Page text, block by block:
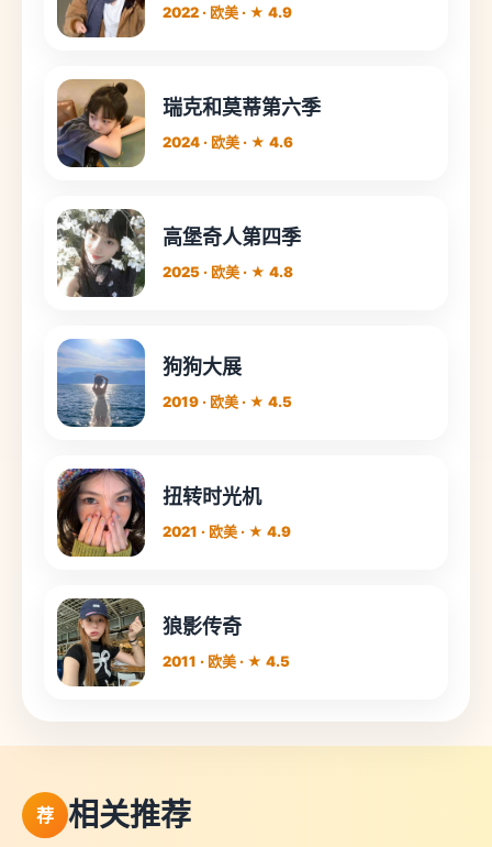
2022 · 欧美 · ★ 4.9
瑞克和莫蒂第六季
2024 · 欧美 · ★ 4.6
高堡奇人第四季
2025 · 欧美 · ★ 4.8
狗狗大展
2019 · 欧美 · ★ 4.5
扭转时光机
2021 · 欧美 · ★ 4.9
狼影传奇
2011 · 欧美 · ★ 4.5
荐 相关推荐